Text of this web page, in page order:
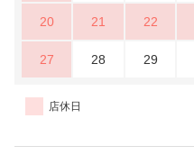
20 21 22
27 28 29
店休日